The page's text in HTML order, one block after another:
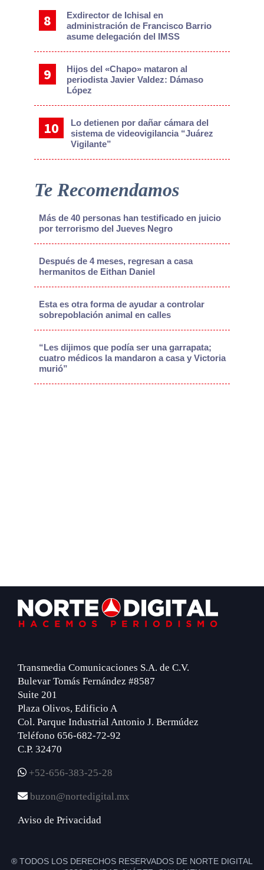
Exdirector de Ichisal en
administración de Francisco Barrio
asume delegación del IMSS
Hijos del «Chapo» mataron al
periodista Javier Valdez: Dámaso
López
Lo detienen por dañar cámara del
sistema de videovigilancia “Juárez
Vigilante”
Te Recomendamos
Más de 40 personas han testificado en juicio
por terrorismo del Jueves Negro
Después de 4 meses, regresan a casa
hermanitos de Eithan Daniel
Esta es otra forma de ayudar a controlar
sobrepoblación animal en calles
“Les dijimos que podía ser una garrapata;
cuatro médicos la mandaron a casa y Victoria
murió”
Footer
Transmedia Comunicaciones S.A. de C.V.
Bulevar Tomás Fernández #8587
Suite 201
Plaza Olivos, Edificio A
Col. Parque Industrial Antonio J. Bermúdez
Teléfono 656-682-72-92
C.P. 32470
+52-656-383-25-28
buzon@nortedigital.mx
Aviso de Privacidad
® TODOS LOS DERECHOS RESERVADOS DE NORTE DIGITAL